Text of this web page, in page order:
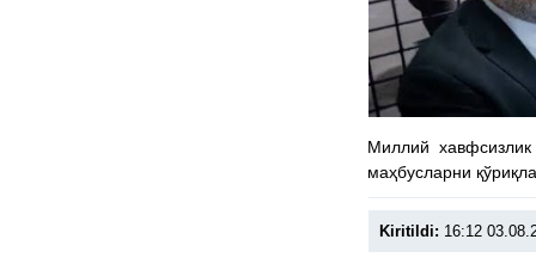
Миллий хавфсизлик
маҳбусларни
Kiritildi: 16:12